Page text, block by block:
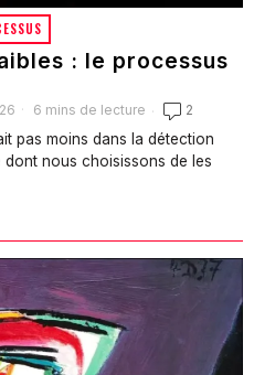
: le processus
6 mins de lecture 2
pas moins dans la détection
dont nous choisissons de les